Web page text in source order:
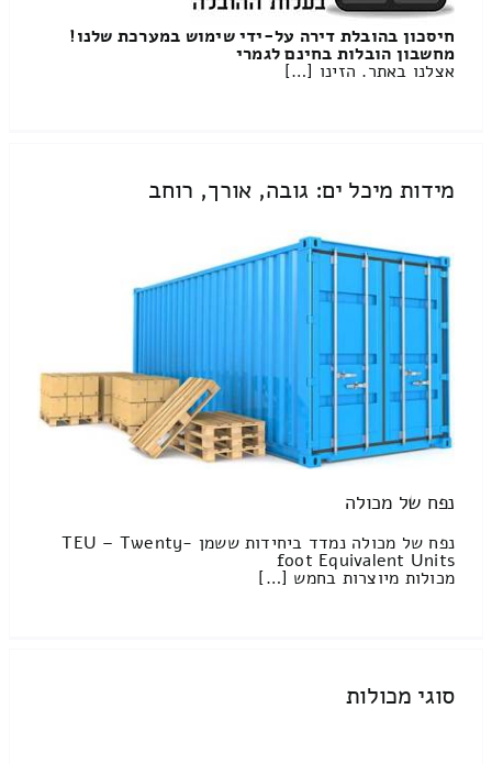
חיסכון בהובלת דירה על-ידי שימוש במערכת שלנו!
מחשבון הובלות בחינם לגמרי
אצלנו באתר. הזינו […]
מידות מיכל ים: גובה, אורך, רוחב
נפח של מכולה
נפח של מכולה נמדד ביחידות ששמן TEU – Twenty-
foot Equivalent Units
מכולות מיוצרות בחמש […]
סוגי מכולות